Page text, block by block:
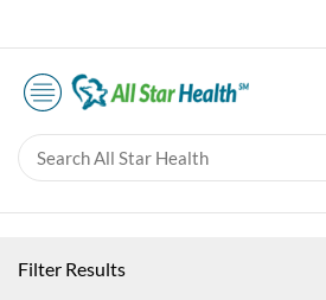
Filter Results